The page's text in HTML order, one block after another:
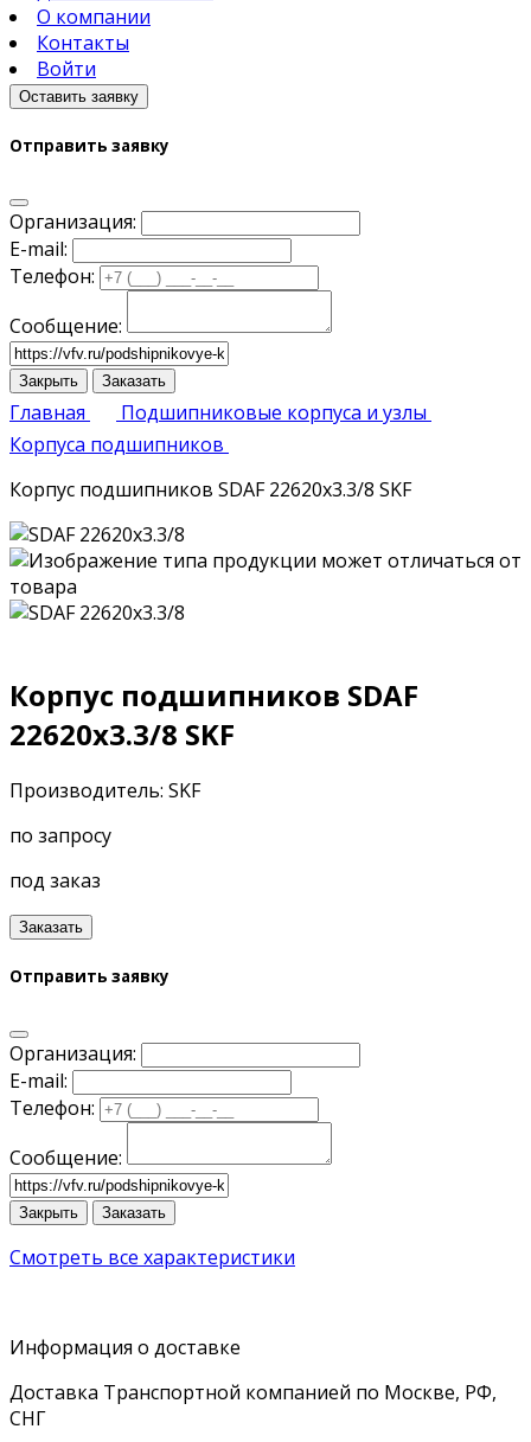
О компании
Контакты
Войти
Оставить заявку
Отправить заявку
Организация:
E-mail:
Телефон:
Сообщение:
Закрыть Заказать
Главная
Подшипниковые корпуса и узлы
Корпуса подшипников
Корпус подшипников SDAF 22620x3.3/8 SKF
Корпус подшипников SDAF
22620x3.3/8 SKF
Производитель: SKF
по запросу
под заказ
Заказать
Отправить заявку
Организация:
E-mail:
Телефон:
Сообщение:
Закрыть Заказать
Смотреть все характеристики
Информация о доставке
Доставка Транспортной компанией по Москве, РФ,
СНГ